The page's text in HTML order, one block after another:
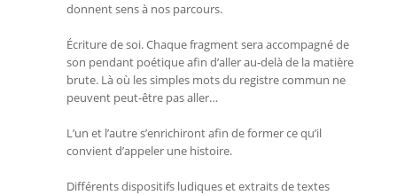
donnent sens à nos parcours.
Écriture de soi. Chaque fragment sera accompagné de
son pendant poétique afin d’aller au-delà de la matière
brute. Là où les simples mots du registre commun ne
peuvent peut-être pas aller…
L’un et l’autre s’enrichiront afin de former ce qu’il
convient d’appeler une histoire.
Différents dispositifs ludiques et extraits de textes